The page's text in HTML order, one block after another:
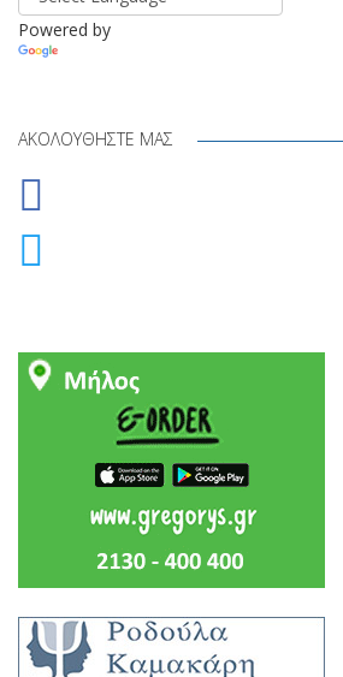
Powered by
ΑΚΟΛΟΥΘΉΣΤΕ ΜΑΣ